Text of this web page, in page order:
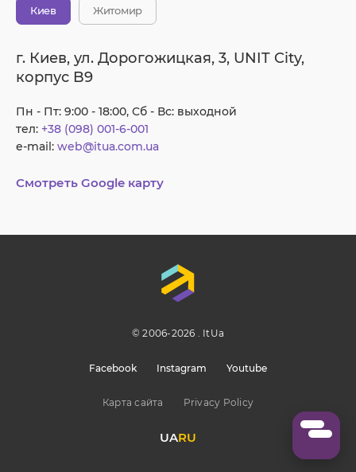
Киев Житомир
г. Киев, ул. Дорогожицкая, 3, UNIT City,
корпус B9
Пн - Пт: 9:00 - 18:00, Сб - Вс: выходной
тел: +38 (098) 001-6-001
e-mail: web@itua.com.ua
Смотреть Google карту
Карта сайта Privacy Policy
RU
UA
© 2006-2026 . ItUa
Facebook Instagram Youtube